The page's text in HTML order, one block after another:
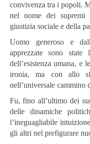
convivenza tra i popoli.
nel nome dei
giustizia sociale e della
Uomo generoso e
apprezzate sono
dell’esistenza umana, e
ironia, ma con allo
nell’universale cammino
Fu, fino all’ultimo dei
delle dinamiche
l’ineguagliabile
gli altri nel prefigurare